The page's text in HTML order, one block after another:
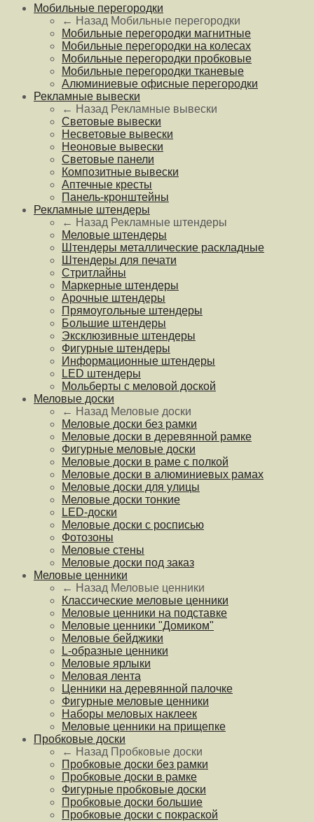
Мобильные перегородки
← Назад Мобильные перегородки
Мобильные перегородки магнитные
Мобильные перегородки на колесах
Мобильные перегородки пробковые
Мобильные перегородки тканевые
Алюминиевые офисные перегородки
Рекламные вывески
← Назад Рекламные вывески
Световые вывески
Несветовые вывески
Неоновые вывески
Световые панели
Композитные вывески
Аптечные кресты
Панель-кронштейны
Рекламные штендеры
← Назад Рекламные штендеры
Меловые штендеры
Штендеры металлические раскладные
Штендеры для печати
Стритлайны
Маркерные штендеры
Арочные штендеры
Прямоугольные штендеры
Большие штендеры
Эксклюзивные штендеры
Фигурные штендеры
Информационные штендеры
LED штендеры
Мольберты с меловой доской
Меловые доски
← Назад Меловые доски
Меловые доски без рамки
Меловые доски в деревянной рамке
Фигурные меловые доски
Меловые доски в раме с полкой
Меловые доски в алюминиевых рамах
Меловые доски для улицы
Меловые доски тонкие
LED-доски
Меловые доски с росписью
Фотозоны
Меловые стены
Меловые доски под заказ
Меловые ценники
← Назад Меловые ценники
Классические меловые ценники
Меловые ценники на подставке
Меловые ценники "Домиком"
Меловые бейджики
L-образные ценники
Меловые ярлыки
Меловая лента
Ценники на деревянной палочке
Фигурные меловые ценники
Наборы меловых наклеек
Меловые ценники на прищепке
Пробковые доски
← Назад Пробковые доски
Пробковые доски без рамки
Пробковые доски в рамке
Фигурные пробковые доски
Пробковые доски большие
Пробковые доски с покраской